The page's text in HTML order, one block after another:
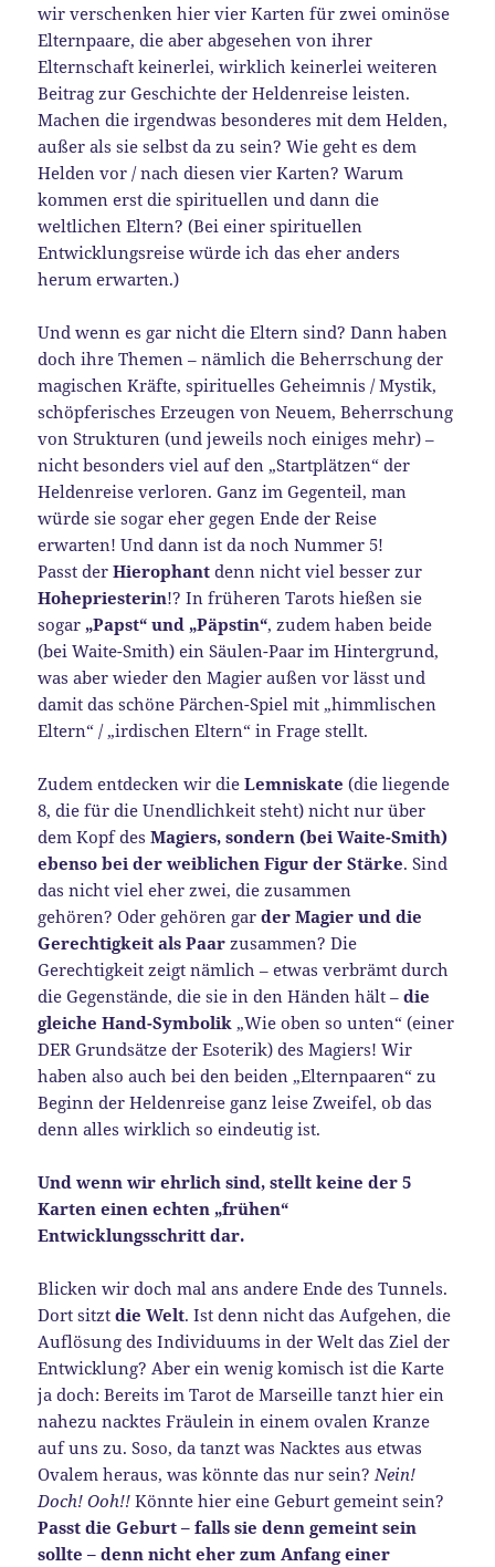
wir verschenken hier vier Karten für zwei ominöse
Elternpaare, die aber abgesehen von ihrer
Elternschaft keinerlei, wirklich keinerlei weiteren
Beitrag zur Geschichte der Heldenreise leisten.
Machen die irgendwas besonderes mit dem Helden,
außer als sie selbst da zu sein? Wie geht es dem
Helden vor / nach diesen vier Karten? Warum
kommen erst die spirituellen und dann die
weltlichen Eltern? (Bei einer spirituellen
Entwicklungsreise würde ich das eher anders
herum erwarten.)
Und wenn es gar nicht die Eltern sind? Dann haben
doch ihre Themen – nämlich die Beherrschung der
magischen Kräfte, spirituelles Geheimnis / Mystik,
schöpferisches Erzeugen von Neuem, Beherrschung
von Strukturen (und jeweils noch einiges mehr) –
nicht besonders viel auf den „Startplätzen“ der
Heldenreise verloren. Ganz im Gegenteil, man
würde sie sogar eher gegen Ende der Reise
erwarten! Und dann ist da noch Nummer 5!
Passt derHierophant denn nicht viel besser zur
Hohepriesterin!? In früheren Tarots hießen sie
sogar „Papst“ und „Päpstin“, zudem haben beide
(bei Waite-Smith) ein Säulen-Paar im Hintergrund,
was aber wieder den Magier außen vor lässt und
damit das schöne Pärchen-Spiel mit „himmlischen
Eltern“ / „irdischen Eltern“ in Frage stellt.
Zudem entdecken wir dieLemniskate (die liegende
8, die für die Unendlichkeit steht) nicht nur über
dem Kopf desMagiers, sondern (bei Waite-Smith)
ebenso bei der weiblichen Figur der Stärke. Sind
das nicht viel eher zwei, die zusammen
gehören? Oder gehören garder Magier und die
Gerechtigkeit als Paarzusammen? Die
Gerechtigkeit zeigt nämlich – etwas verbrämt durch
die Gegenstände, die sie in den Händen hält –die
gleiche Hand-Symbolik „Wie oben so unten“ (einer
DER Grundsätze der Esoterik) des Magiers! Wir
haben also auch bei den beiden „Elternpaaren“ zu
Beginn der Heldenreise ganz leise Zweifel, ob das
denn alles wirklich so eindeutig ist.
Und wenn wir ehrlich sind, stellt keine der 5
Karten einen echten „frühen“
Entwicklungsschritt dar.
Blicken wir doch mal ans andere Ende des Tunnels.
Dort sitztdie Welt. Ist denn nicht das Aufgehen, die
Auflösung des Individuums in der Welt das Ziel der
Entwicklung? Aber ein wenig komisch ist die Karte
ja doch: Bereits im Tarot de Marseille tanzt hier ein
nahezu nacktes Fräulein in einem ovalen Kranze
auf uns zu. Soso, da tanzt was Nacktes aus etwas
Ovalem heraus, was könnte das nur sein?Nein!
Doch! Ooh!! Könnte hier eine Geburt gemeint sein?
Passt die Geburt – falls sie denn gemeint sein
sollte – denn nicht eher zum Anfang einer